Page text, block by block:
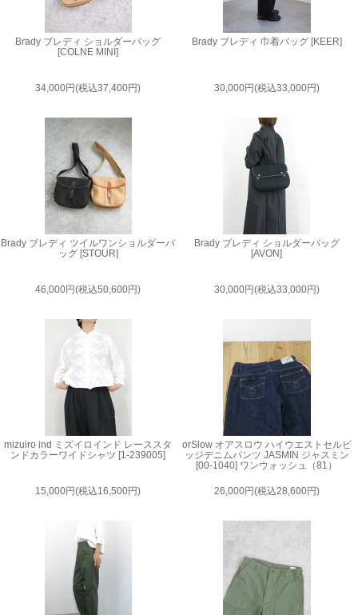
Brady ブレディ ショルダーバッグ
[COLNE MINI]
34,000円(税込37,400円)
Brady ブレディ 巾着バッグ [KEER]
30,000円(税込33,000円)
Brady ブレディ ツイルワンショルダーバ
ッグ [STOUR]
46,000円(税込50,600円)
Brady ブレディ ショルダーバッグ
[AVON]
30,000円(税込33,000円)
mizuiro ind ミズイロインド レーススタ
ンドカラーワイドシャツ [1-239005]
15,000円(税込16,500円)
orSlow オアスロウ ハイウエストセルビ
ッジデニムパンツ JASMIN ジャスミン
[00-1040] ワンウォッシュ（81）
26,000円(税込28,600円)